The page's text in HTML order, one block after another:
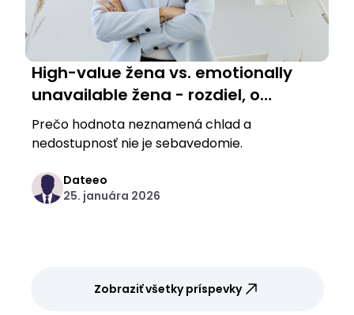
High-value žena vs. emotionally
unavailable žena - rozdiel, o
ktorom sa nehovorí
Prečo hodnota neznamená chlad a
nedostupnosť nie je sebavedomie.
Dateeo
25. januára 2026
Zobraziť všetky príspevky